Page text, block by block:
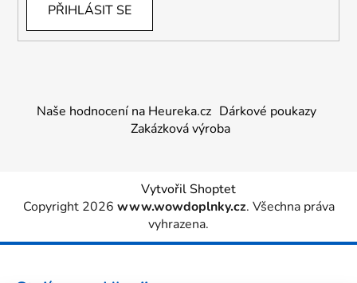
PŘIHLÁSIT SE
Naše hodnocení na Heureka.cz Dárkové poukazy
Zakázková výroba
Vytvořil Shoptet
Copyright 2026 www.wowdoplnky.cz. Všechna práva
vyhrazena.